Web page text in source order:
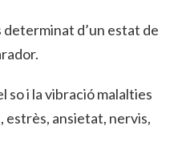
d’un estat de
so i la vibració malalties
estrès, ansietat, nervis,